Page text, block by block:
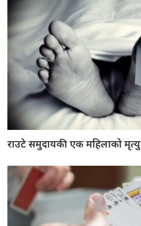
राउटे समुदायकी एक महिलाको मृत्यु